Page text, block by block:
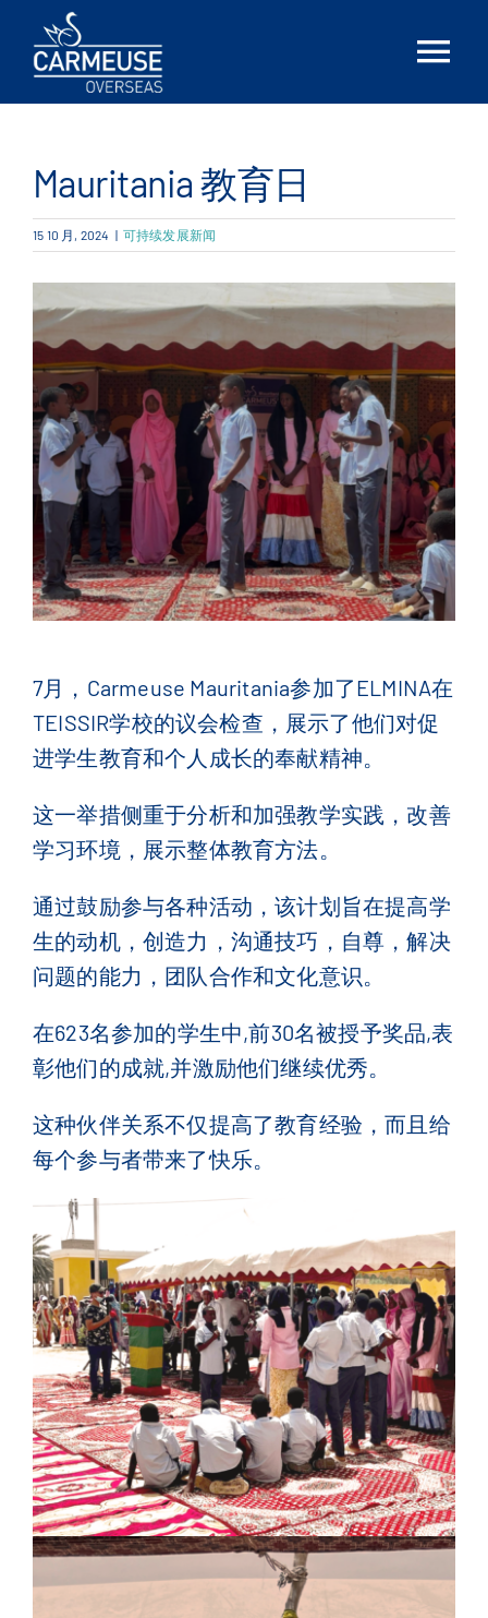
content
解决方案
Locations
最新消息
联系我们
English(英语)
简体中文
Mauritania 教育日
15 10 月, 2024 | 可持续发展新闻
7月， Carmeuse Mauritania参加了ELMINA在
TEISSIR学校的议会检查，展示了他们对促
进学生教育和个人成长的奉献精神。
这一举措侧重于分析和加强教学实践，改善
学习环境，展示整体教育方法。
通过鼓励参与各种活动，该计划旨在提高学
生的动机，创造力，沟通技巧，自尊，解决
问题的能力，团队合作和文化意识。
在623名参加的学生中,前30名被授予奖品,表
彰他们的成就,并激励他们继续优秀。
这种伙伴关系不仅提高了教育经验，而且给
每个参与者带来了快乐。